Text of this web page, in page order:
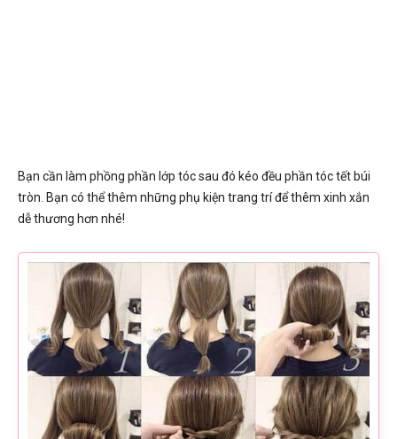
Bạn cần làm phồng phần lớp tóc sau đó kéo đều phần tóc tết búi
tròn. Bạn có thể thêm những phụ kiện trang trí để thêm xinh xắn
dễ thương hơn nhé!